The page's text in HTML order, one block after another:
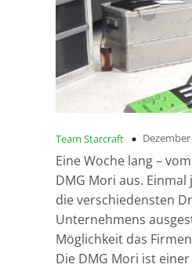
Team Starcraft
Eine Woche lang –
DMG Mori aus.
die verschiedensten
Unternehmens
Möglichkeit das
Die DMG Mori ist